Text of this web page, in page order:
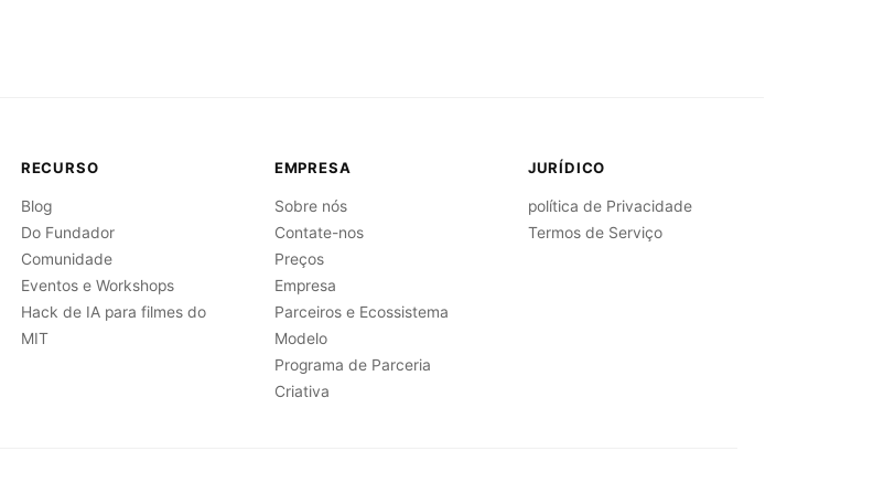
RECURSO
Blog
Do Fundador
Comunidade
Eventos e Workshops
Hack de IA para filmes do
MIT
EMPRESA
Sobre nós
Contate-nos
Preços
Empresa
Parceiros e Ecossistema
Modelo
Programa de Parceria
Criativa
JURÍDICO
política de Privacidade
Termos de Serviço